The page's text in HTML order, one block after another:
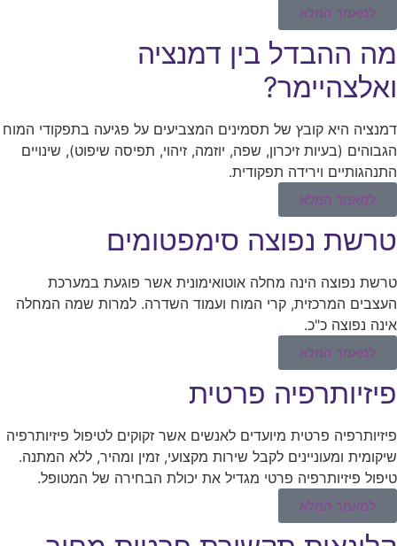
למאמר המלא
מה ההבדל בין דמנציה
ואלצהיימר?
דמנציה היא קובץ של תסמינים המצביעים על פגיעה בתפקודי המוח
הגבוהים (בעיות זיכרון, שפה, יוזמה, זיהוי, תפיסה שיפוט), שינויים
התנהגותיים וירידה תפקודית.
למאמר המלא
טרשת נפוצה סימפטומים
טרשת נפוצה הינה מחלה אוטואימונית אשר פוגעת במערכת
העצבים המרכזית, קרי המוח ועמוד השדרה. למרות שמה המחלה
אינה נפוצה כ"כ.
למאמר המלא
פיזיותרפיה פרטית
פיזיותרפיה פרטית מיועדים לאנשים אשר זקוקים לטיפול פיזיותרפיה
שיקומית ומעוניינים לקבל שירות מקצועי, זמין ומהיר, ללא המתנה.
טיפול פיזיותרפיה פרטי מגדיל את יכולת הבחירה של המטופל.
למאמר המלא